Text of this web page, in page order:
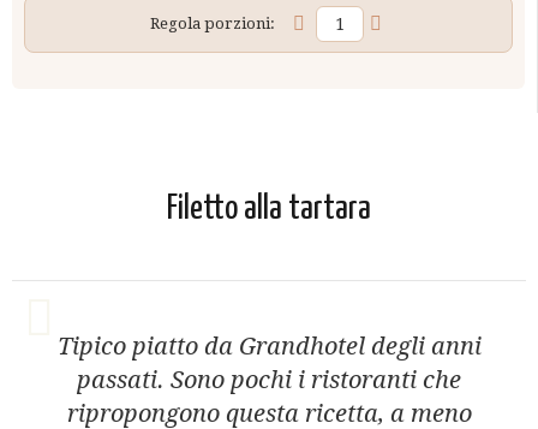
Regola porzioni:
Filetto alla tartara
Tipico piatto da Grandhotel degli anni
passati. Sono pochi i ristoranti che
ripropongono questa ricetta, a meno